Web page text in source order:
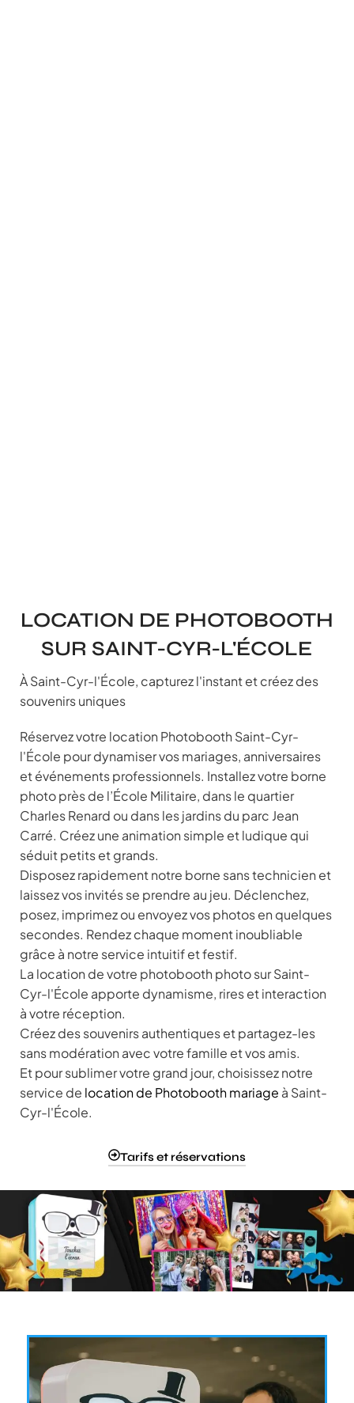
LOCATION DE PHOTOBOOTH
SUR SAINT-CYR-L'ÉCOLE
À Saint-Cyr-l'École, capturez l'instant et créez des
souvenirs uniques
Réservez votre location Photobooth Saint-Cyr-
l'École pour dynamiser vos mariages, anniversaires
et événements professionnels. Installez votre borne
photo près de l’École Militaire, dans le quartier
Charles Renard ou dans les jardins du parc Jean
Carré. Créez une animation simple et ludique qui
séduit petits et grands.
Disposez rapidement notre borne sans technicien et
laissez vos invités se prendre au jeu. Déclenchez,
posez, imprimez ou envoyez vos photos en quelques
secondes. Rendez chaque moment inoubliable
grâce à notre service intuitif et festif.
La location de votre photobooth photo sur Saint-
Cyr-l'École apporte dynamisme, rires et interaction
à votre réception.
Créez des souvenirs authentiques et partagez-les
sans modération avec votre famille et vos amis.
Et pour sublimer votre grand jour, choisissez notre
service de location de Photobooth mariage à Saint-
Cyr-l'École.
Tarifs et réservations